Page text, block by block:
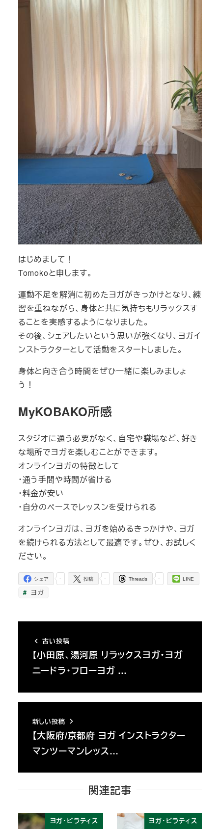
はじめまして！
Tomokoと申します。
運動不足を解消に初めたヨガがきっかけとなり、練
習を重ねながら、身体と共に気持ちもリラックスす
ることを実感するようになりました。
その後、シェアしたいという思いが強くなり、ヨガイ
ンストラクターとして活動をスタートしました。
身体と向き合う時間をぜひ一緒に楽しみましょ
う！
MyKOBAKO所感
スタジオに通う必要がなく、自宅や職場など、好き
な場所でヨガを楽しむことができます。
オンラインヨガの特徴として
・通う手間や時間が省ける
・料金が安い
・自分のペースでレッスンを受けられる
オンラインヨガは、ヨガを始めるきっかけや、ヨガ
を続けられる方法として最適です。ぜひ、お試しく
ださい。
-
シェア -
投稿 -
Threads LINE
ヨガ
古い投稿
【小田原、湯河原 リラックスヨガ・ヨガ
ニードラ・フローヨガ …
新しい投稿
【大阪府/京都府 ヨガ インストラクター
マンツーマンレッス…
関連記事
ヨガ・ピラティス ヨガ・ピラティス